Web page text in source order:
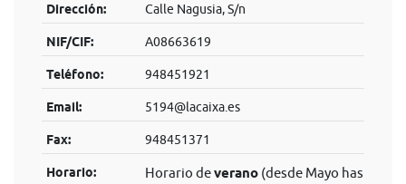
Dirección: Calle Nagusia, S/n
NIF/CIF: A08663619
Teléfono: 948451921
Email: 5194@lacaixa.es
Fax: 948451371
Horario: Horario deverano(desde Mayo hasta